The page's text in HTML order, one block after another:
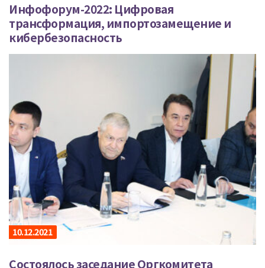
Инфофорум-2022: Цифровая
трансформация, импортозамещение и
кибербезопасность
10.12.2021
Состоялось заседание Оргкомитета